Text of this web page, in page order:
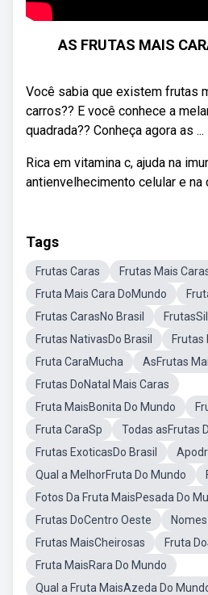
AS FRUTAS MAIS
Você sabia que existem frutas
carros?? E você conhece a
quadrada?? Conheça agora as ...
Rica em vitamina c, ajuda na
antienvelhecimento celular e na
Tags
Frutas Caras
Frutas Mais
Fruta Mais Cara DoMundo
Frutas CarasNo Brasil
Frutas NativasDo Brasil
Frutas
Fruta CaraMucha
AsFrutas
Frutas DoNatal Mais Caras
Fruta MaisBonita Do Mundo
Fruta CaraSp
Todas asFrutas
Frutas ExoticasDo Brasil
Qual a MelhorFruta Do Mundo
Fotos Da Fruta MaisPesada Do
Frutas DoCentro Oeste
Frutas MaisCheirosas
Fruta
Fruta MaisRara Do Mundo
Qual a Fruta MaisAzeda Do